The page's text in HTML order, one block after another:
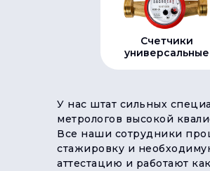
У нас штат сильных
метрологов высокой
Все наши сотрудники
стажировку и
аттестацию и работают
Счетчики
универсальные